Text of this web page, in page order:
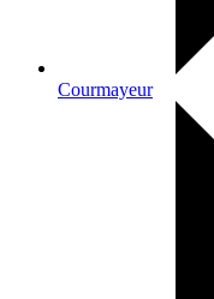
Courmayeur